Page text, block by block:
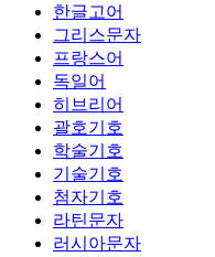
한글고어
그리스문자
프랑스어
독일어
히브리어
괄호기호
학술기호
기술기호
첨자기호
라틴문자
러시아문자